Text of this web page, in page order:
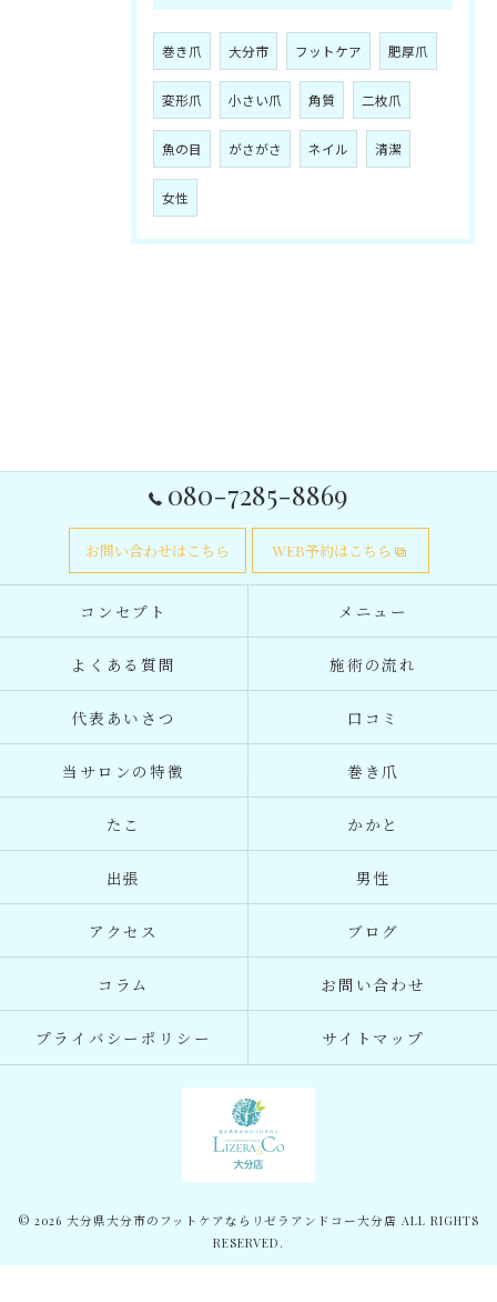
巻き爪 大分市 フットケア 肥厚爪
変形爪 小さい爪 角質 二枚爪
魚の目 がさがさ ネイル 清潔
女性
080-7285-8869
お問い合わせはこちら WEB予約はこちら
コンセプト メニュー
よくある質問 施術の流れ
代表あいさつ 口コミ
当サロンの特徴 巻き爪
たこ かかと
出張 男性
アクセス ブログ
コラム お問い合わせ
プライバシーポリシー サイトマップ
© 2026 大分県大分市のフットケアならリゼラアンドコー大分店 ALL RIGHTS
RESERVED.